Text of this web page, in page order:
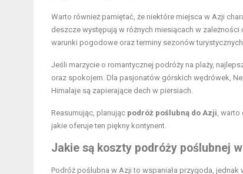
Warto również pamiętać, że niektóre miejsca w Azji
deszcze występują w różnych miesiącach w
warunki pogodowe oraz terminy sezonów
Jeśli marzycie o romantycznej podróży na plaży,
oraz spokojem. Dla pasjonatów górskich wędrówek,
Himalaje są zapierające dech w piersiach.
Reasumując, planując podróż poślubną do Azji, warto
jakie oferuje ten piękny kontynent.
Jakie są koszty podróży poślubnej
Podróż poślubna w Azji to wspaniała przygoda, jednak